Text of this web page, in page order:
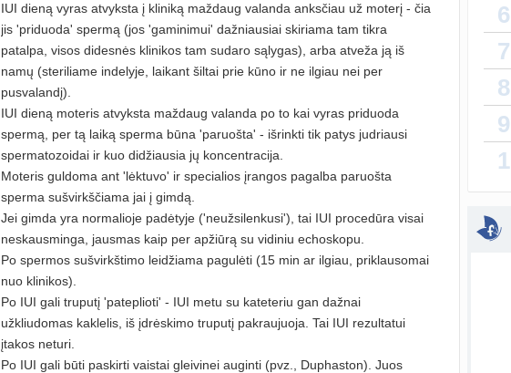
IUI dieną vyras atvyksta į kliniką maždaug valanda anksčiau už moterį - čia
jis 'priduoda' spermą (jos 'gaminimui' dažniausiai skiriama tam tikra
patalpa, visos didesnės klinikos tam sudaro sąlygas), arba atveža ją iš
namų (steriliame indelyje, laikant šiltai prie kūno ir ne ilgiau nei per
pusvalandį).
IUI dieną moteris atvyksta maždaug valanda po to kai vyras priduoda
spermą, per tą laiką sperma būna 'paruošta' - išrinkti tik patys judriausi
spermatozoidai ir kuo didžiausia jų koncentracija.
Moteris guldoma ant 'lėktuvo' ir specialios įrangos pagalba paruošta
sperma sušvirkščiama jai į gimdą.
Jei gimda yra normalioje padėtyje ('neužsilenkusi'), tai IUI procedūra visai
neskausminga, jausmas kaip per apžiūrą su vidiniu echoskopu.
Po spermos sušvirkštimo leidžiama pagulėti (15 min ar ilgiau, priklausomai
nuo klinikos).
Po IUI gali truputį 'pateplioti' - IUI metu su kateteriu gan dažnai
užkliudomas kaklelis, iš įdrėskimo truputį pakraujuoja. Tai IUI rezultatui
įtakos neturi.
Po IUI gali būti paskirti vaistai gleivinei auginti (pvz., Duphaston). Juos
sukurta
6
7
8
9